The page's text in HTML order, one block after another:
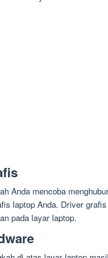
Anda mencoba
laptop Anda. Driver
pada layar laptop.